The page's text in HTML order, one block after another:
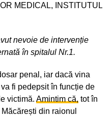
MEDICAL, INSTITUTUL
nevoie de intervenție
în spitalul Nr.1.
penal, iar dacă vina
fi pedepsit în funcție de
victimă. Amintim că, tot în
din raionul